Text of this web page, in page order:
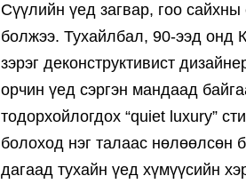
Сүүлийн үед загвар, гоо
болжээ. Тухайлбал, 90-ээд онд
зэрэг деконструктивист
орчин үед сэргэн мандаад
тодорхойлогдох “quiet luxury”
болоход нэг талаас нөлөөлсөн
дагаад тухайн үед хүмүүсийн